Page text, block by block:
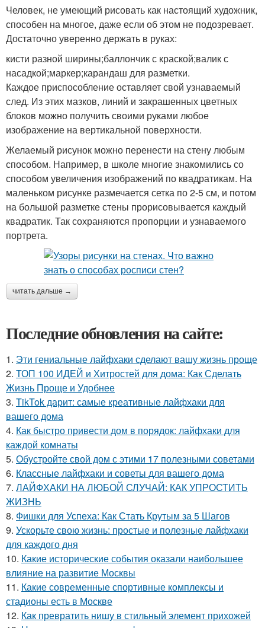
Человек, не умеющий рисовать как настоящий художник,
способен на многое, даже если об этом не подозревает.
Достаточно уверенно держать в руках:
кисти разной ширины;баллончик с краской;валик с
насадкой;маркер;карандаш для разметки.
Каждое приспособление оставляет свой узнаваемый
след. Из этих мазков, линий и закрашенных цветных
блоков можно получить своими руками любое
изображение на вертикальной поверхности.
Желаемый рисунок можно перенести на стену любым
способом. Например, в школе многие знакомились со
способом увеличения изображений по квадратикам. На
маленьком рисунке размечается сетка по 2-5 см, и потом
на большой разметке стены прорисовывается каждый
квадратик. Так сохраняются пропорции и узнаваемого
портрета.
читать дальше →
Последние обновления на сайте:
1. Эти гениальные лайфхаки сделают вашу жизнь проще
2. ТОП 100 ИДЕЙ и Хитростей для дома: Как Сделать
Жизнь Проще и Удобнее
3. TikTok дарит: самые креативные лайфхаки для
вашего дома
4. Как быстро привести дом в порядок: лайфхаки для
каждой комнаты
5. Обустройте свой дом с этими 17 полезными советами
6. Классные лайфхаки и советы для вашего дома
7. ЛАЙФХАКИ НА ЛЮБОЙ СЛУЧАЙ: КАК УПРОСТИТЬ
ЖИЗНЬ
8. Фишки для Успеха: Как Стать Крутым за 5 Шагов
9. Ускорьте свою жизнь: простые и полезные лайфхаки
для каждого дня
10. Какие исторические события оказали наибольшее
влияние на развитие Москвы
11. Какие современные спортивные комплексы и
стадионы есть в Москве
12. Как превратить нишу в стильный элемент прихожей